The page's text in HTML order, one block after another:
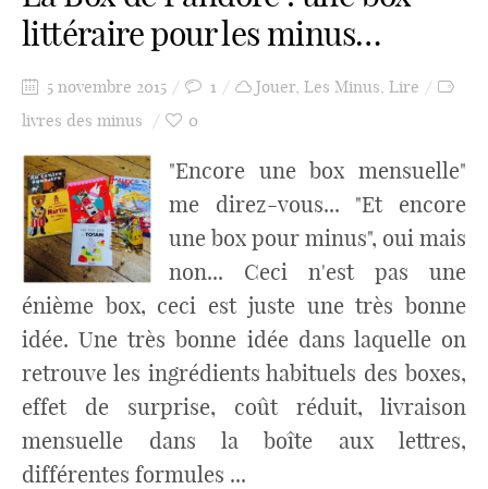
littéraire pour les minus…
5 novembre 2015 1 Jouer, Les Minus, Lire
livres des minus
0
"Encore une box mensuelle"
me direz-vous... "Et encore
une box pour minus", oui mais
non... Ceci n'est pas une
énième box, ceci est juste une très bonne
idée. Une très bonne idée dans laquelle on
retrouve les ingrédients habituels des boxes,
effet de surprise, coût réduit, livraison
mensuelle dans la boîte aux lettres,
différentes formules ...